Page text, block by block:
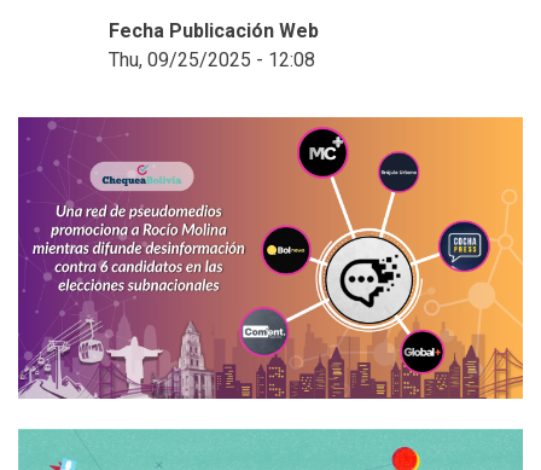
Fecha Publicación Web
Thu, 09/25/2025 - 12:08